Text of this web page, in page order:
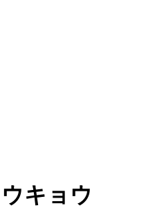
キョウ